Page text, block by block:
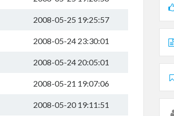
2008-05-25 19:25:57
2008-05-24 23:30:01
2008-05-24 20:05:01
2008-05-21 19:07:06
2008-05-20 19:11:51